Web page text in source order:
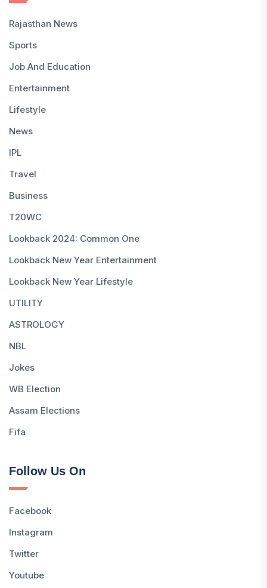
Rajasthan News
Sports
Job And Education
Entertainment
Lifestyle
News
IPL
Travel
Business
T20WC
Lookback 2024: Common One
Lookback New Year Entertainment
Lookback New Year Lifestyle
UTILITY
ASTROLOGY
NBL
Jokes
WB Election
Assam Elections
Fifa
Follow Us On
Facebook
Instagram
Twitter
Youtube